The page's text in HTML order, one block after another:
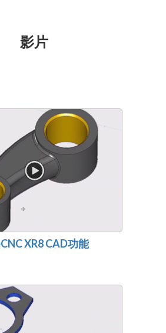
影片
XR8 CAD功能